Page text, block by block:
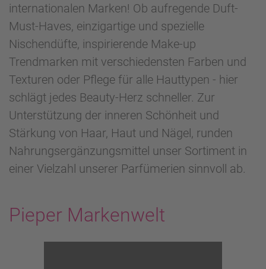
internationalen Marken! Ob aufregende Duft-
Must-Haves, einzigartige und spezielle
Nischendüfte, inspirierende Make-up
Trendmarken mit verschiedensten Farben und
Texturen oder Pflege für alle Hauttypen - hier
schlägt jedes Beauty-Herz schneller. Zur
Unterstützung der inneren Schönheit und
Stärkung von Haar, Haut und Nägel, runden
Nahrungsergänzungsmittel unser Sortiment in
einer Vielzahl unserer Parfümerien sinnvoll ab.
Pieper Markenwelt